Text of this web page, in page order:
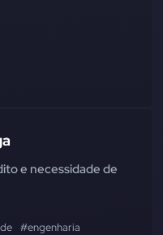
e necessidade de
#engenharia